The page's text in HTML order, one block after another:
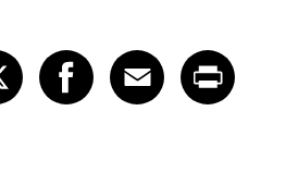
on LinkedIn
article on X
XShare article on
Facebook
Share article
Email
Share